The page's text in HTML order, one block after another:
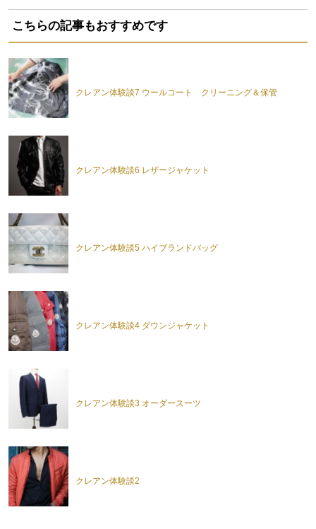
こちらの記事もおすすめです
クレアン体験談7 ウールコート クリーニング＆保管
クレアン体験談6 レザージャケット
クレアン体験談5 ハイブランドバッグ
クレアン体験談4 ダウンジャケット
クレアン体験談3 オーダースーツ
クレアン体験談2